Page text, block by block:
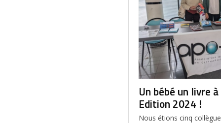
Un bébé un livre
Edition 2024 !
Nous étions cinq